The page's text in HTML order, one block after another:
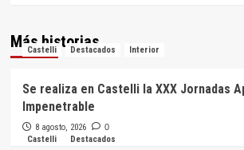
Más historias
Castelli Destacados Interior
Se realiza en Castelli la XXX Jornadas
Impenetrable
8 agosto, 2026 0
Castelli Destacados